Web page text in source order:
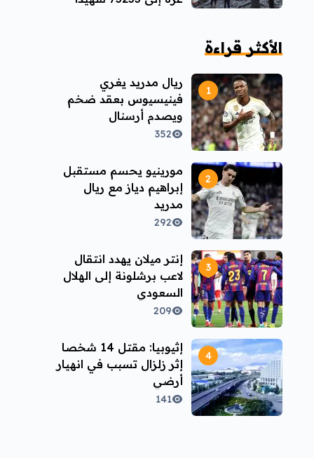
الأكثر قراءة
ريال مدريد يغري
فينيسيوس بعقد ضخم
ويصدم أرسنال
352
مورينيو يحسم مستقبل
إبراهيم دياز مع ريال
مدريد
292
إنتر ميلان يهدد انتقال
لاعب برشلونة إلى الهلال
السعودي
209
إثيوبيا: مقتل 14 شخصا
إثر زلزال تسبب في انهيار
أرضي
141